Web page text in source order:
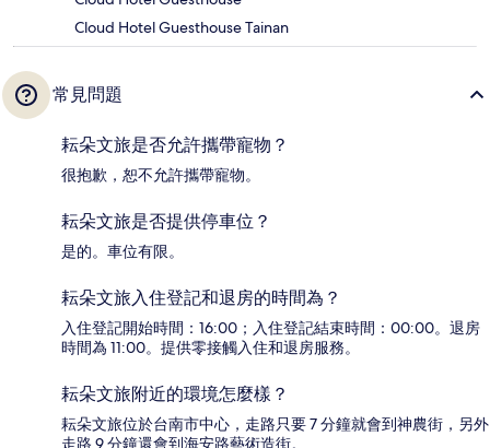
Cloud Hotel Guesthouse Tainan
常見問題
耘朵文旅是否允許攜帶寵物？
很抱歉，恕不允許攜帶寵物。
耘朵文旅是否提供停車位？
是的。車位有限。
耘朵文旅入住登記和退房的時間為？
入住登記開始時間：16:00；入住登記結束時間：00:00。退房
時間為 11:00。提供零接觸入住和退房服務。
耘朵文旅附近的環境怎麼樣？
耘朵文旅位於台南市中心，走路只要 7 分鐘就會到神農街，另外
走路 9 分鐘還會到海安路藝術造街。